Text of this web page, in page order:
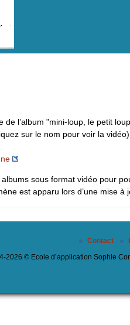
de l’album "mini-loup, le petit
sur le nom pour voir la
albums sous format vidéo pour
est apparu lors d’une mise
Contact
2026 © Ecole d’application Sophie